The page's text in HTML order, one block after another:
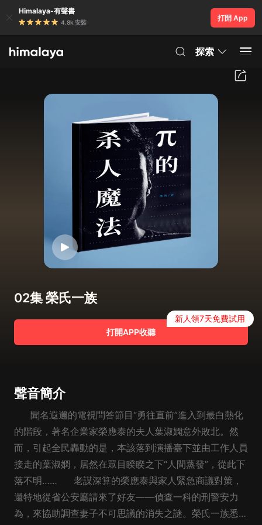
Himalaya-有聲書
4.8k 安裝
打開 App
探索
02集 榮氏一族
打開APP收聽
新人領7天免費試用
聲音簡介
聞名遐邇的電視問答節目“勇往直前”進入到最白熱化
的階段，著名企業家榮應泰的夫人葉淑嫻意外敗北。然
而，引起全民轟動的是，本該落到演播臺下並由工作人員
接走的葉淑嫻，居然在眾目睽睽之下“人間蒸發”，從此下
落不明…… 老謀深算的榮應泰與家人緊急商議對策，
還特地從省公安廳請來了好友——偵查一科的刑警安力
為，來協助調查妻子不可思議的消失之謎。榮氏一族悉數